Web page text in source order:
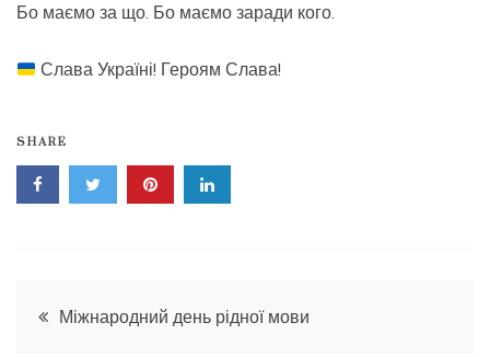
Бо маємо за що. Бо маємо заради кого.
Слава Україні! Героям Слава!
SHARE
Навігація
Міжнародний день рідної мови